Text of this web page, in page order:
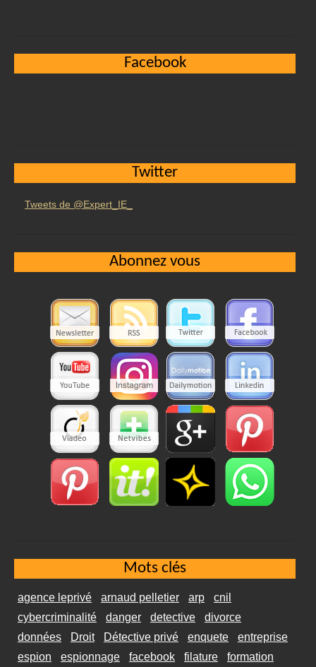
Facebook
Twitter
Tweets de @Expert_IE_
Abonnez vous
Mots clés
agence leprivé arnaud pelletier arp
cnil
cybercriminalité
danger detective
divorce
données
Droit Détective privé enquete
entreprise
espion
espionnage facebook filature formation